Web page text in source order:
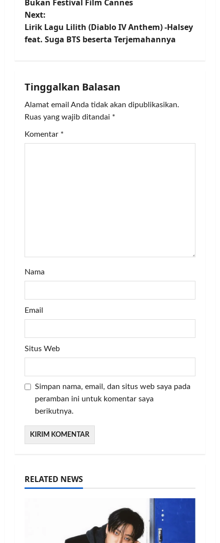
s
t
a
v
i
g
Bukan Festival Film Cannes
Next:
Lirik Lagu Lilith (Diablo IV Anthem) -Halsey
feat. Suga BTS beserta Terjemahannya
Tinggalkan Balasan
Alamat email Anda tidak akan dipublikasikan.
Ruas yang wajib ditandai *
Komentar *
Nama
Email
Situs Web
Simpan nama, email, dan situs web saya pada
peramban ini untuk komentar saya
berikutnya.
RELATED NEWS